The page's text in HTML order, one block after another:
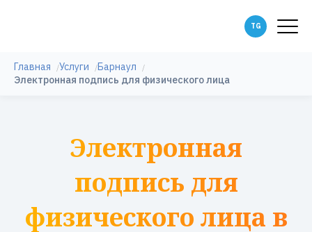
Главная Услуги
Барнаул
Электронная подпись для физического лица
Электронная
подпись для
физического лица в